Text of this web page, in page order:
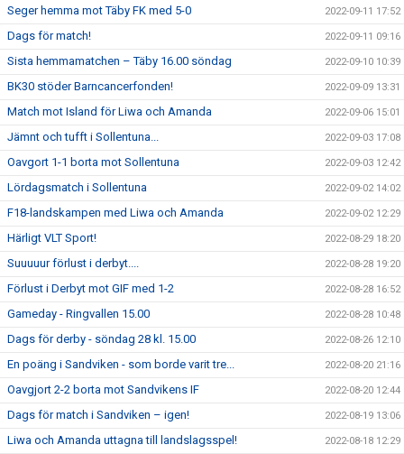
Seger hemma mot Täby FK med 5-0 2022-09-11 17:52
Dags för match! 2022-09-11 09:16
Sista hemmamatchen – Täby 16.00 söndag 2022-09-10 10:39
BK30 stöder Barncancerfonden! 2022-09-09 13:31
Match mot Island för Liwa och Amanda 2022-09-06 15:01
Jämnt och tufft i Sollentuna... 2022-09-03 17:08
Oavgort 1-1 borta mot Sollentuna 2022-09-03 12:42
Lördagsmatch i Sollentuna 2022-09-02 14:02
F18-landskampen med Liwa och Amanda 2022-09-02 12:29
Härligt VLT Sport! 2022-08-29 18:20
Suuuuur förlust i derbyt.... 2022-08-28 19:20
Förlust i Derbyt mot GIF med 1-2 2022-08-28 16:52
Gameday - Ringvallen 15.00 2022-08-28 10:48
Dags för derby - söndag 28 kl. 15.00 2022-08-26 12:10
En poäng i Sandviken - som borde varit tre... 2022-08-20 21:16
Oavgjort 2-2 borta mot Sandvikens IF 2022-08-20 12:44
Dags för match i Sandviken – igen! 2022-08-19 13:06
Liwa och Amanda uttagna till landslagsspel! 2022-08-18 12:29